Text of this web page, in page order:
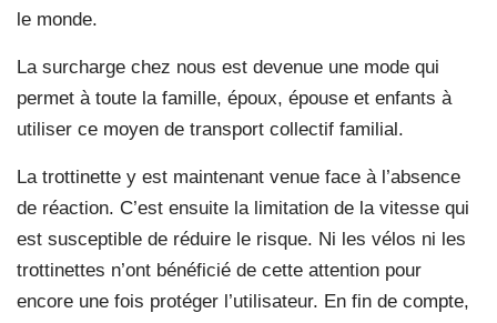
le monde.
La surcharge chez nous est devenue une mode qui
permet à toute la famille, époux, épouse et enfants à
utiliser ce moyen de transport collectif familial.
La trottinette y est maintenant venue face à l’absence
de réaction. C’est ensuite la limitation de la vitesse qui
est susceptible de réduire le risque. Ni les vélos ni les
trottinettes n’ont bénéficié de cette attention pour
encore une fois protéger l’utilisateur. En fin de compte,